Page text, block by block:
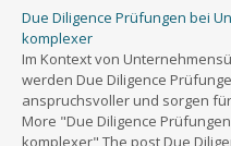
Due Diligence Prüfungen bei
komplexer
Im Kontext von
werden Due Diligence
anspruchsvoller und sorgen
More "Due Diligence
komplexer" The post Due